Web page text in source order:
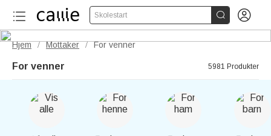
Skolestart  
Hjem / Mottaker / For venner
For venner 5981 Produkter